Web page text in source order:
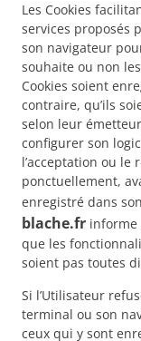
Les Cookies
services proposés
son navigateur
souhaite ou non
Cookies soient
contraire, qu’ils
selon leur
configurer son
l’acceptation ou le
ponctuellement,
enregistré dans
blache.fr informe
que les
soient pas toutes
Si l’Utilisateur
terminal ou son
ceux qui y sont